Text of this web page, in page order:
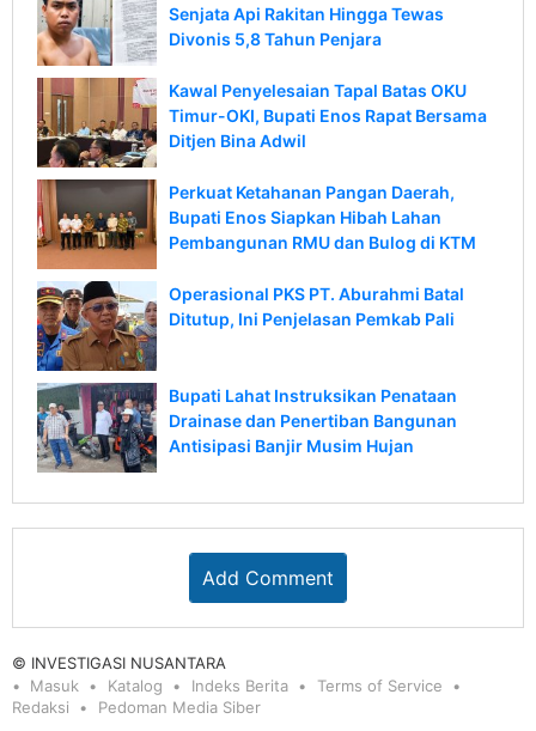
Senjata Api Rakitan Hingga Tewas
Divonis 5,8 Tahun Penjara
Kawal Penyelesaian Tapal Batas OKU
Timur-OKI, Bupati Enos Rapat Bersama
Ditjen Bina Adwil
Perkuat Ketahanan Pangan Daerah,
Bupati Enos Siapkan Hibah Lahan
Pembangunan RMU dan Bulog di KTM
Operasional PKS PT. Aburahmi Batal
Ditutup, Ini Penjelasan Pemkab Pali
Bupati Lahat Instruksikan Penataan
Drainase dan Penertiban Bangunan
Antisipasi Banjir Musim Hujan
Add Comment
© INVESTIGASI NUSANTARA
Masuk
Katalog Indeks Berita
Terms of Service
Redaksi
Pedoman Media Siber